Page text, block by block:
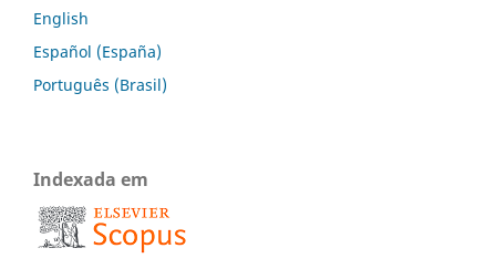
English
Español (España)
Português (Brasil)
Indexada em